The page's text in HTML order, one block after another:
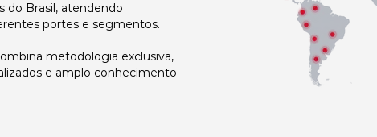
do Brasil, atendendo
portes e segmentos.
metodologia exclusiva,
e amplo conhecimento